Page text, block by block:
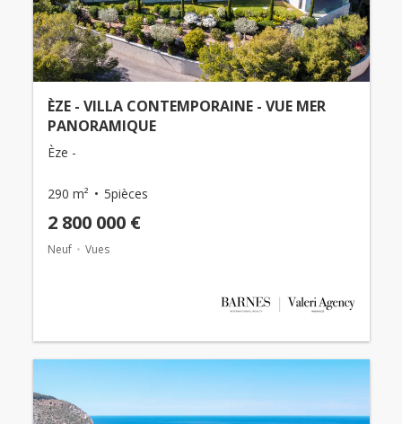
ÈZE - VILLA CONTEMPORAINE - VUE MER
PANORAMIQUE
Èze -
290 m² 5pièces
2 800 000 €
Neuf Vues